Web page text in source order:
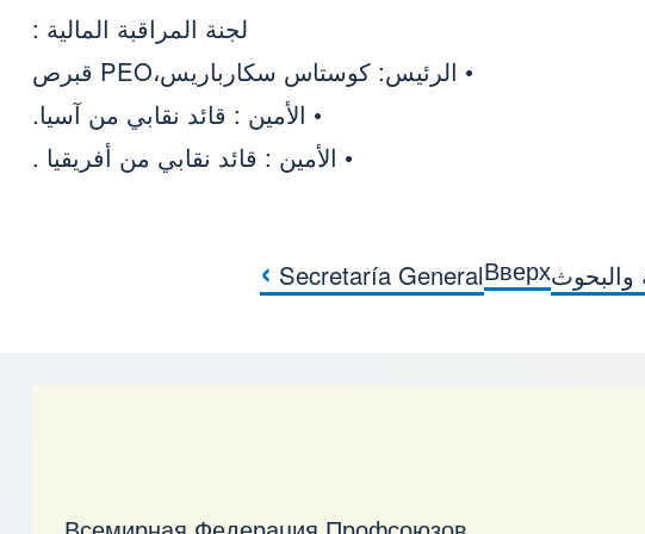
لجنة المراقبة المالية :
• الرئيس: كوستاس سكارباريس،PEO قبرص
• الأمين : قائد نقابي من آسيا.
• الأمين : قائد نقابي من أفريقيا .
для COMISIÓN DE
والبحوثВверх
Secretaría General
›